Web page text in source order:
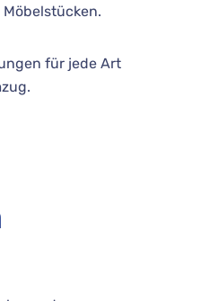
für jede Art